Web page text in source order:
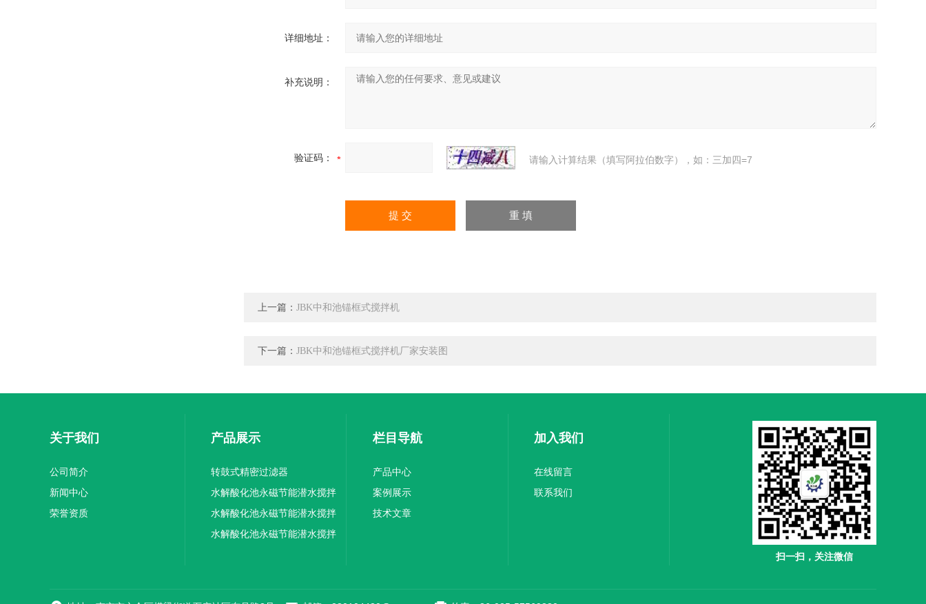
详细地址：
补充说明：
验证码： 请输入计算结果（填写阿拉伯数字），如：三加四=7
上一篇： JBK中和池锚框式搅拌机
下一篇： JBK中和池锚框式搅拌机厂家安装图
关于我们
公司简介
新闻中心
荣誉资质
产品展示
转鼓式精密过滤器
水解酸化池永磁节能潜水搅拌
机厂家供应
水解酸化池永磁节能潜水搅拌
机厂家直销
水解酸化池永磁节能潜水搅拌
栏目导航
产品中心
案例展示
技术文章
加入我们
在线留言
联系我们
扫一扫，关注微信